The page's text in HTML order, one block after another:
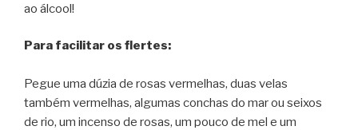
ao álcool!
Para facilitar os flertes:
Pegue uma dúzia de rosas vermelhas, duas velas
também vermelhas, algumas conchas do mar ou seixos
de rio, um incenso de rosas, um pouco de mel e um